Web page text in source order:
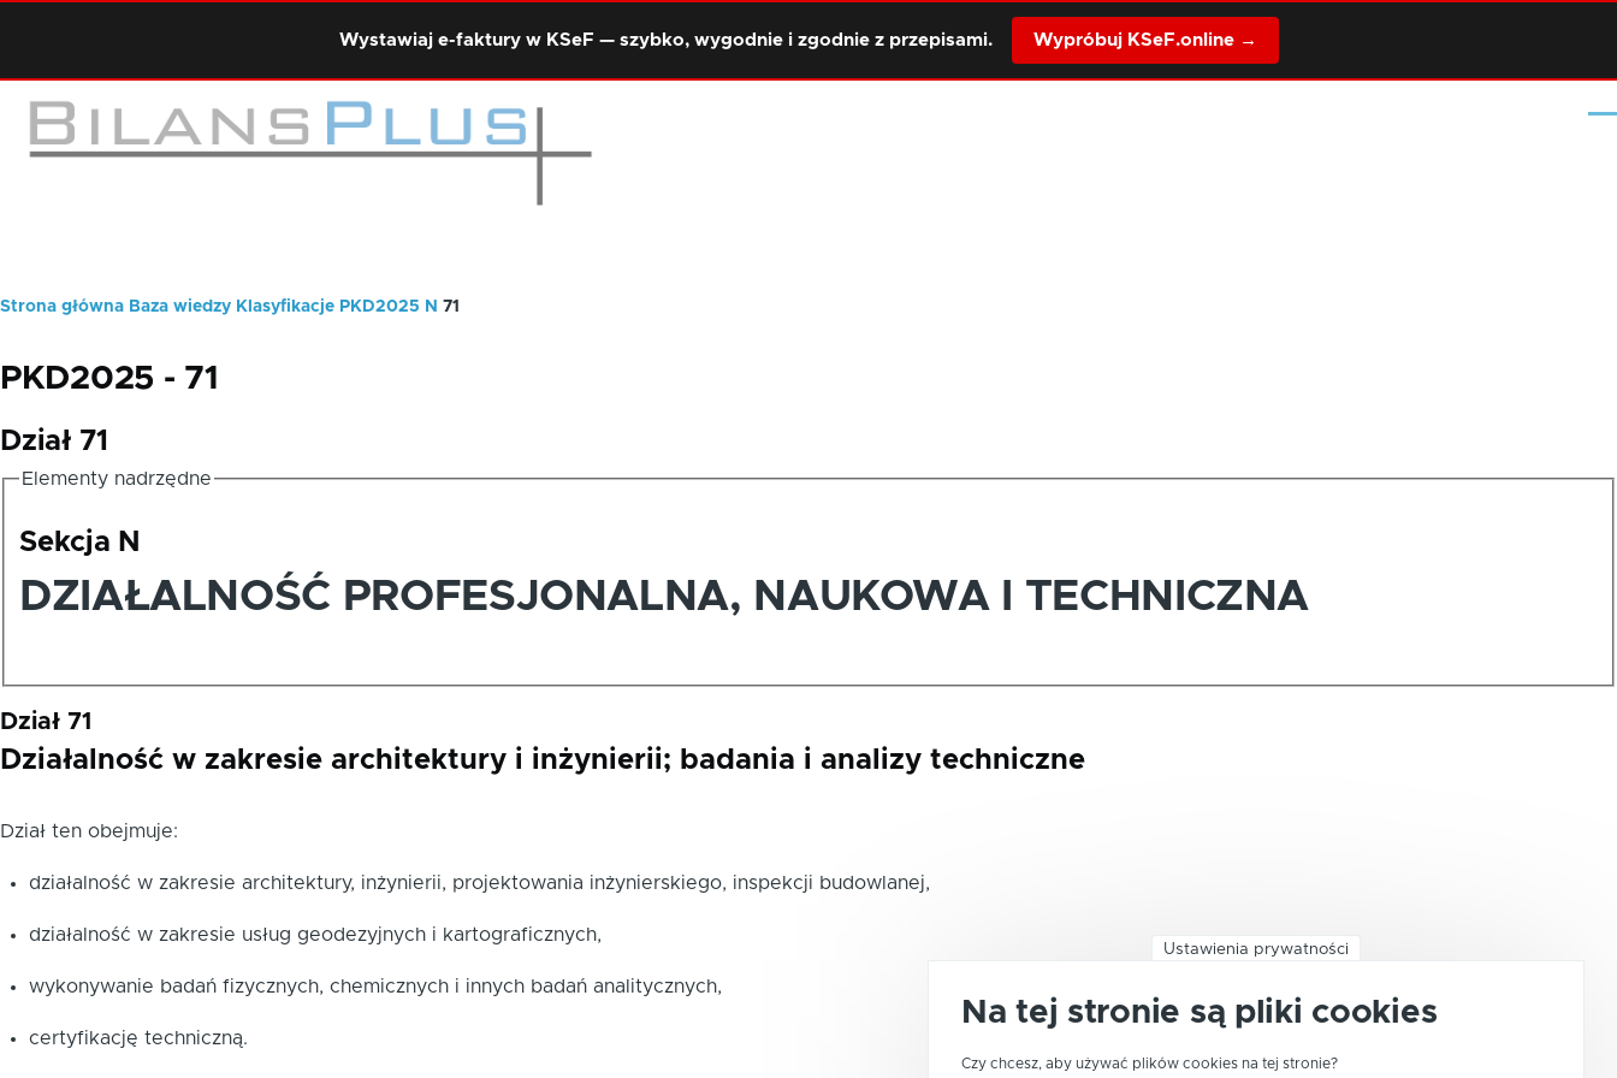
Wystawiaj e-faktury w KSeF — szybko, wygodnie i zgodnie z przepisami. Wypróbuj KSeF.online →
Ścieżka
Strona główna Baza wiedzy Klasyfikacje PKD2025 N 71
PKD2025 - 71
Dział 71
Elementy nadrzędne
Sekcja N
DZIAŁALNOŚĆ PROFESJONALNA, NAUKOWA I TECHNICZNA
Dział 71
Działalność w zakresie architektury i inżynierii; badania i analizy techniczne
Dział ten obejmuje:
działalność w zakresie architektury, inżynierii, projektowania inżynierskiego, inspekcji budowlanej,
działalność w zakresie usług geodezyjnych i kartograficznych,
wykonywanie badań fizycznych, chemicznych i innych badań analitycznych,
certyfikację techniczną.
Ustawienia prywatności
Na tej stronie są pliki cookies
Czy chcesz, aby używać plików cookies na tej stronie?